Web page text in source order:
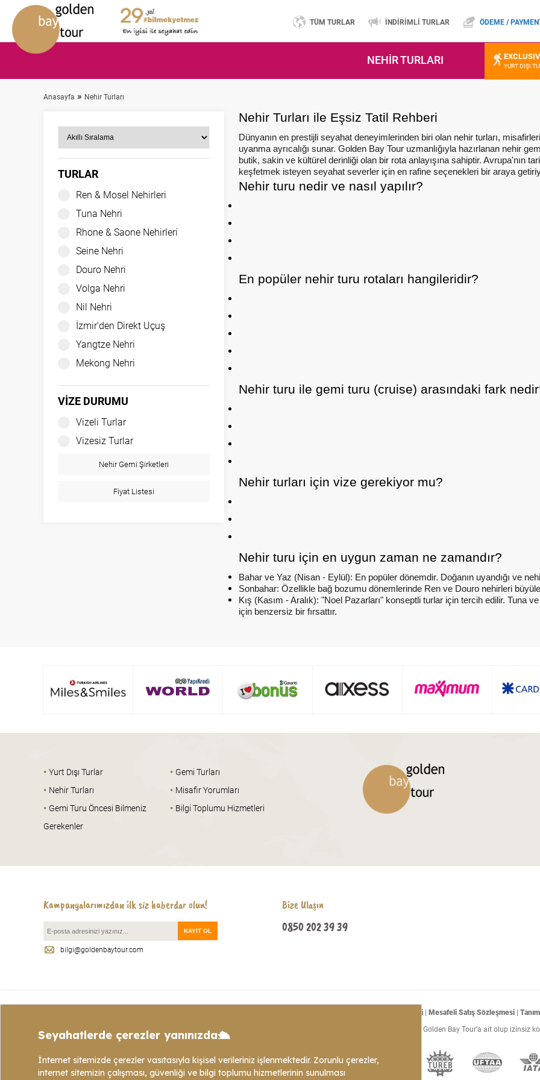
TÜM TURLAR İNDİRİMLİ TURLAR ÖDEME /
YURT DIŞI
NEHİR TURLARI
Anasayfa » Nehir Turları
TURLAR
Ren & Mosel Nehirleri
Tuna Nehri
Rhone & Saone Nehirleri
Seine Nehri
Douro Nehri
Volga Nehri
Nil Nehri
İzmir'den Direkt Uçuş
Yangtze Nehri
Mekong Nehri
VİZE DURUMU
Vizeli Turlar
Vizesiz Turlar
Nehir Gemi Şirketleri
Fiyat Listesi
Nehir Turları ile Eşsiz Tatil Rehberi
Dünyanın en prestijli seyahat deneyimlerinden biri olan nehir turları,
uyanma ayrıcalığı sunar. Golden Bay Tour uzmanlığıyla hazırlanan nehir
butik, sakin ve kültürel derinliği olan bir rota anlayışına sahiptir. Avrupa'nın
keşfetmek isteyen seyahat severler için en rafine seçenekleri bir araya
Nehir turu nedir ve nasıl yapılır?
En popüler nehir turu rotaları hangileridir?
Nehir turu ile gemi turu (cruise) arasındaki fark
Nehir turları için vize gerekiyor mu?
Nehir turu için en uygun zaman ne zamandır?
Bahar ve Yaz (Nisan - Eylül): En popüler dönemdir. Doğanın uyandığı ve
Sonbahar: Özellikle bağ bozumu dönemlerinde Ren ve Douro nehirleri
Kış (Kasım - Aralık): "Noel Pazarları" konseptli turlar için tercih edilir. Tuna
için benzersiz bir fırsattır.
• Yurt Dışı Turlar • Gemi Turları
• Nehir Turları • Misafir Yorumları
• Gemi Turu Öncesi Bilmeniz
Gerekenler
• Bilgi Toplumu Hizmetleri
Kampanyalarımızdan ilk siz haberdar olun!
bilgi@goldenbaytour.com
Bize Ulaşın
0850 202 39 39
Detaylı Aydınlatma Metni Mesafeli Satış Sözleşmesi
Copyright © 2021 - Web sitemizde bulunan tüm turların program içeriklerinin telif hakları Golden Bay Tour’a ait olup izinsiz